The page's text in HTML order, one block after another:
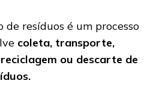
de resíduos é um processo
coleta, transporte,
ou descarte de